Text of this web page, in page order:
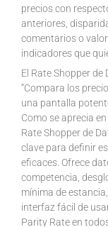
precios con
anteriores,
comentarios o
indicadores que
El Rate Shopper de
“Compara los
una pantalla
Como se aprecia
Rate Shopper de
clave para definir
eficaces. Ofrece
competencia,
mínima de
interfaz fácil de
Parity Rate en